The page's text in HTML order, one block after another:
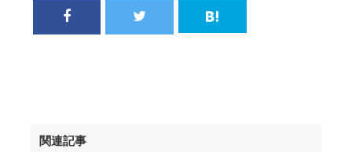
関連記事